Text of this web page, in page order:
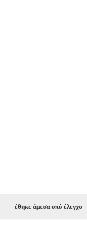
άμεσα υπό έλεγχο //